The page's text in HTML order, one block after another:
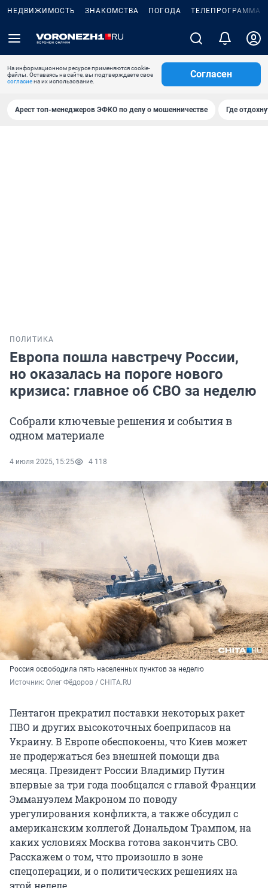
НЕДВИЖИМОСТЬ ЗНАКОМСТВА ПОГОДА ТЕЛЕПРОГРАММА
На информационном ресурсе применяются cookie-
файлы. Оставаясь на сайте, вы подтверждаете свое
согласиена их использование.
Согласен
Арест топ-менеджеров ЭФКО по делу о мошенничестве Где
ПОЛИТИКА
Европа пошла навстречу России,
но оказалась на пороге нового
кризиса: главное об СВО за неделю
Собрали ключевые решения и события в
одном материале
4 июля 2025, 15:25 4 118
Россия освободила пять населенных пунктов за неделю
Источник: Олег Фёдоров / CHITA.RU
Пентагон прекратил поставки некоторых ракет
ПВО и других высокоточных боеприпасов на
Украину. В Европе обеспокоены, что Киев может
не продержаться без внешней помощи два
месяца. Президент России Владимир Путин
впервые за три года пообщался с главой Франции
Эммануэлем Макроном по поводу
урегулирования конфликта, а также обсудил с
американским коллегой Дональдом Трампом, на
каких условиях Москва готова закончить СВО.
Расскажем о том, что произошло в зоне
спецоперации, и о политических решениях на
этой неделе.